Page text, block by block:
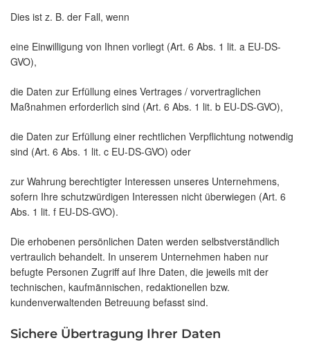
Dies ist z. B. der Fall, wenn
eine Einwilligung von Ihnen vorliegt (Art. 6 Abs. 1 lit. a EU-DS-
GVO),
die Daten zur Erfüllung eines Vertrages / vorvertraglichen
Maßnahmen erforderlich sind (Art. 6 Abs. 1 lit. b EU-DS-GVO),
die Daten zur Erfüllung einer rechtlichen Verpflichtung notwendig
sind (Art. 6 Abs. 1 lit. c EU-DS-GVO) oder
zur Wahrung berechtigter Interessen unseres Unternehmens,
sofern Ihre schutzwürdigen Interessen nicht überwiegen (Art. 6
Abs. 1 lit. f EU-DS-GVO).
Die erhobenen persönlichen Daten werden selbstverständlich
vertraulich behandelt. In unserem Unternehmen haben nur
befugte Personen Zugriff auf Ihre Daten, die jeweils mit der
technischen, kaufmännischen, redaktionellen bzw.
kundenverwaltenden Betreuung befasst sind.
Sichere Übertragung Ihrer Daten